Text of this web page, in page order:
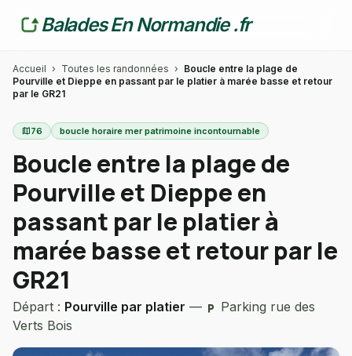
Balades En Normandie .fr
Accueil › Toutes les randonnées › Boucle entre la plage de
Pourville et Dieppe en passant par le platier à marée basse et retour
par le GR21
map76 boucle horaire mer patrimoine incontournable
Boucle entre la plage de
Pourville et Dieppe en
passant par le platier à
marée basse et retour par le
GR21
Départ : Pourville par platier — local_parking
Parking rue des
Verts Bois